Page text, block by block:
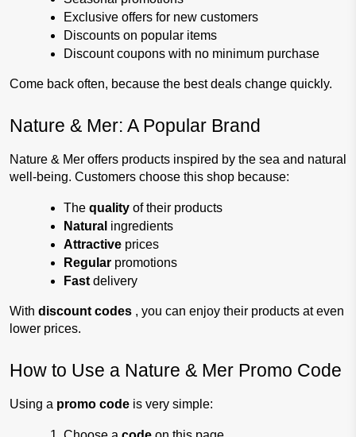
Exclusive offers for new customers
Discounts on popular items
Discount coupons with no minimum purchase
Come back often, because the best deals change quickly.
Nature & Mer: A Popular Brand
Nature & Mer offers products inspired by the sea and natural
well-being. Customers choose this shop because:
The quality of their products
Natural ingredients
Attractive prices
Regular promotions
Fast delivery
With discount codes , you can enjoy their products at even
lower prices.
How to Use a Nature & Mer Promo Code
Using a promo code is very simple: